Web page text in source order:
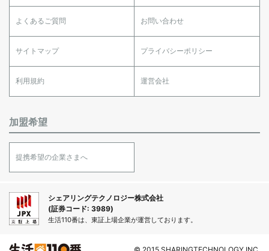
よくあるご質問 お問い合わせ
サイトマップ プライバシーポリシー
利用規約 運営会社
加盟希望
提携希望の企業さまへ
シェアリングテクノロジー株式会社
(証券コード: 3989)
生活110番は、東証上場企業が運営しております。